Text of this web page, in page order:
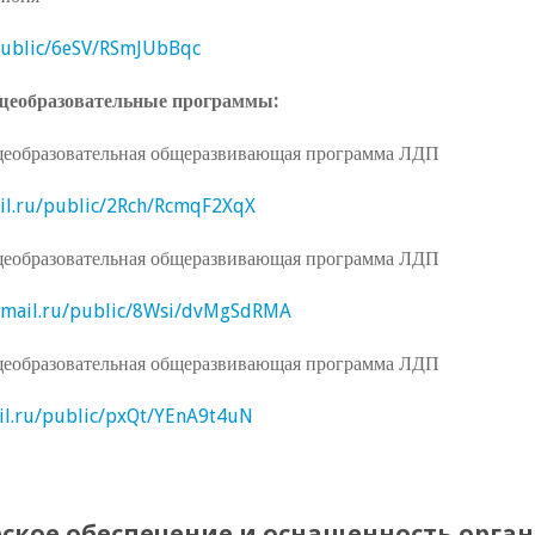
6eSV/RSmJUbBqc
программы:
общеразвивающая программа ЛДП
public/2Rch/RcmqF2XqX
общеразвивающая программа ЛДП
public/8Wsi/dvMgSdRMA
общеразвивающая программа ЛДП
public/pxQt/YEnA9t4uN